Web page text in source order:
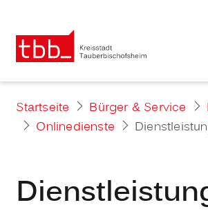
Startseite Bürger & Service
Onlinedienste